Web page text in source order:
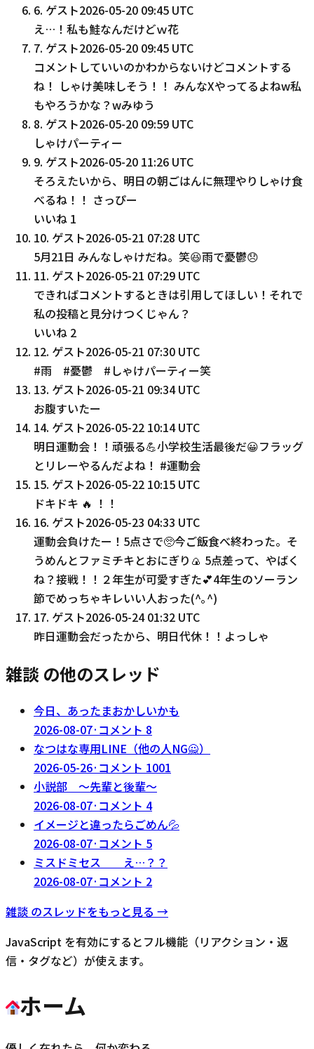
6. ゲスト2026-05-20 09:45 UTC
え…！私も鮭なんだけどｗ花
7. ゲスト2026-05-20 09:45 UTC
コメントしていいのかわからないけどコメントする
ね！ しゃけ美味しそう！！ みんなXやってるよねw私
もやろうかな？wみゆう
8. ゲスト2026-05-20 09:59 UTC
しゃけパーティー
9. ゲスト2026-05-20 11:26 UTC
そろえたいから、明日の朝ごはんに無理やりしゃけ食
べるね！！ さっぴー
いいね 1
10. ゲスト2026-05-21 07:28 UTC
5月21日 みんなしゃけだね。笑😆雨で憂鬱😞
11. ゲスト2026-05-21 07:29 UTC
できればコメントするときは引用してほしい！それで
私の投稿と見分けつくじゃん？
いいね 2
12. ゲスト2026-05-21 07:30 UTC
#雨 #憂鬱 #しゃけパーティー笑
13. ゲスト2026-05-21 09:34 UTC
お腹すいたー
14. ゲスト2026-05-22 10:14 UTC
明日運動会！！頑張る💪小学校生活最後だ😀フラッグ
とリレーやるんだよね！ #運動会
15. ゲスト2026-05-22 10:15 UTC
ドキドキ 🔥 ！！
16. ゲスト2026-05-23 04:33 UTC
運動会負けたー！5点さで🥺今ご飯食べ終わった。そ
うめんとファミチキとおにぎり🍙 5点差って、やばく
ね？接戦！！２年生が可愛すぎた💕4年生のソーラン
節でめっちゃキレいい人おった(^｡^)
17. ゲスト2026-05-24 01:32 UTC
昨日運動会だったから、明日代休！！よっしゃ
雑談 の他のスレッド
今日、あったまおかしいかも
2026-08-07· コメント 8
なつはな専用LINE（他の人NG🙅）
2026-05-26· コメント 1001
小説部 〜先輩と後輩〜
2026-08-07· コメント 4
イメージと違ったらごめん💦
2026-08-07· コメント 5
ミスドミセス え…？？
2026-08-07· コメント 2
雑談 のスレッドをもっと見る →
JavaScript を有効にするとフル機能（リアクション・返
信・タグなど）が使えます。
ホーム